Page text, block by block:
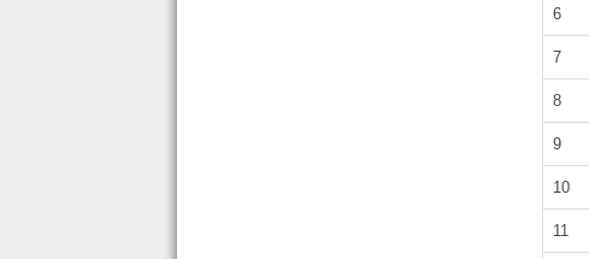
6
7
8
9
10
11